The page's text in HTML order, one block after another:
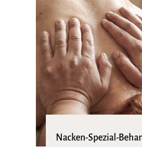
Nacken-Spezial-